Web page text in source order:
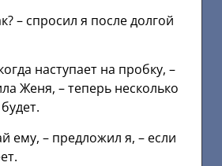
– спросил я после долгой
наступает на пробку, –
Женя, – теперь несколько
ему, – предложил я, – если